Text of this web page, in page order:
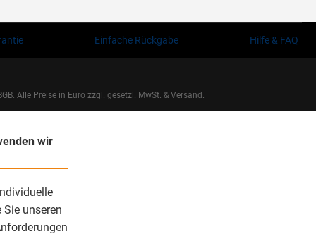
Einfache Rückgabe Hilfe & FAQ
Alle Preise in Euro zzgl. gesetzl. MwSt. & Versand.
wir
unseren